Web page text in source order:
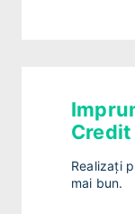
Credit
Realizați
mai bun.